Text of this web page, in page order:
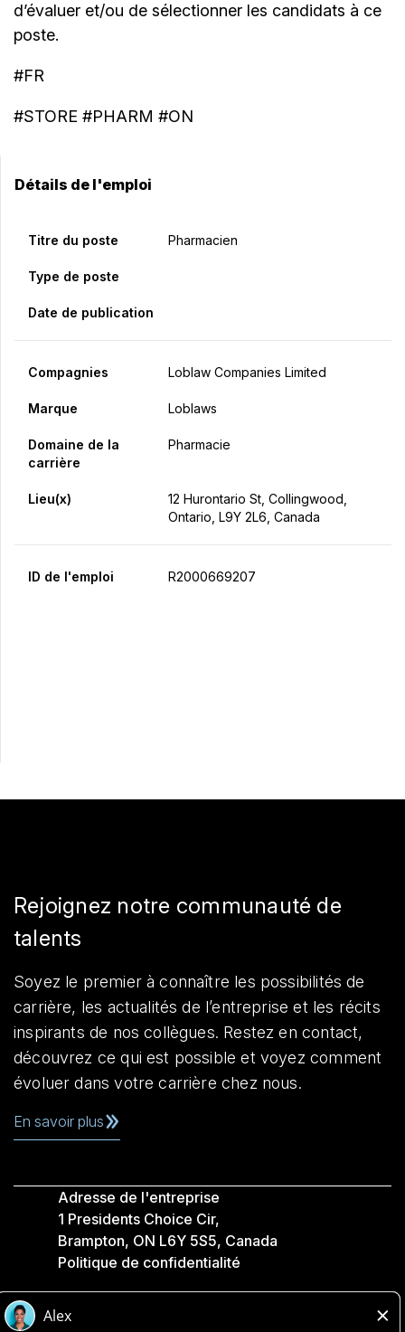
d’évaluer et/ou de sélectionner les candidats à ce
poste.
#FR
#STORE #PHARM #ON
Détails de l'emploi
Titre du poste Pharmacien
Type de poste
Date de publication
Compagnies Loblaw Companies Limited
Marque Loblaws
Domaine de la
carrière
Pharmacie
Lieu(x)
12 Hurontario St, Collingwood,
Ontario, L9Y 2L6, Canada
ID de l'emploi R2000669207
Rejoignez notre communauté de
talents
Soyez le premier à connaître les possibilités de
carrière, les actualités de l’entreprise et les récits
inspirants de nos collègues. Restez en contact,
découvrez ce qui est possible et voyez comment
évoluer dans votre carrière chez nous.
En savoir plus
Adresse de l'entreprise
1 Presidents Choice Cir,
Brampton, ON L6Y 5S5, Canada
Politique de confidentialité